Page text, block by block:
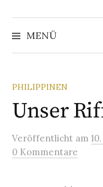
MENÜ
PHILIPPINEN
Unser
Veröffentlicht am
0 Kommentare